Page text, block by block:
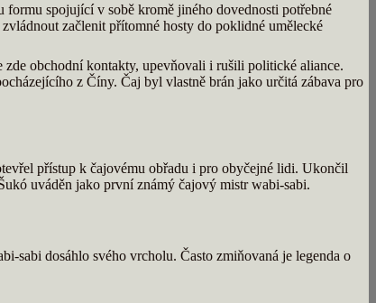
spojující v sobě kromě jiného dovednosti potřebné
začlenit přítomné hosty do poklidné umělecké
obchodní kontakty, upevňovali i rušili politické aliance.
z Číny. Čaj byl vlastně brán jako určitá zábava pro
přístup k čajovému obřadu i pro obyčejné lidi. Ukončil
uváděn jako první známý čajový mistr wabi-sabi.
sabi dosáhlo svého vrcholu. Často zmiňovaná je legenda o